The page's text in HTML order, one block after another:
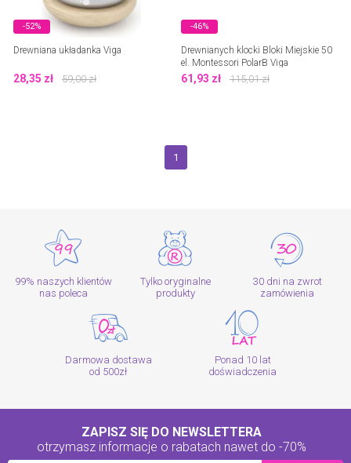
-52%
Drewniana układanka Viga
28,35 zł 59,00zł
-46%
Drewnianych klocki Bloki Miejskie 50
el. Montessori PolarB Viga
61,93 zł 115,01zł
1
99% naszych klientów
nas poleca
Tylko oryginalne
produkty
30 dni na zwrot
zamówienia
Darmowa dostawa
od 500zł
Ponad 10 lat
doświadczenia
ZAPISZ SIĘ DO NEWSLETTERA
otrzymasz informacje o rabatach nawet do -70%